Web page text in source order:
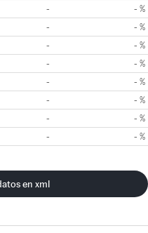
- - %
- - %
- - %
- - %
- - %
- - %
- - %
- - %
en xml